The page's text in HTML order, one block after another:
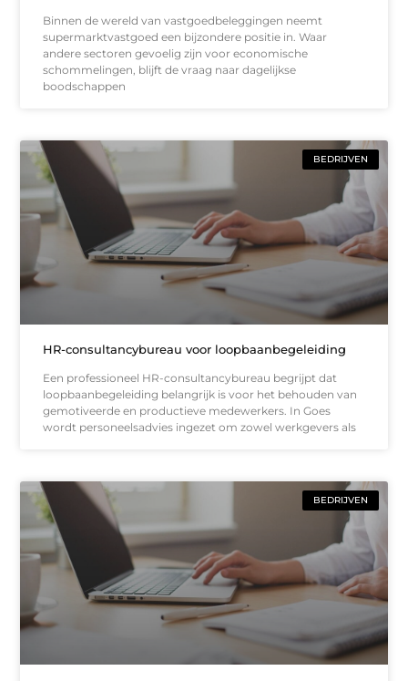
Binnen de wereld van vastgoedbeleggingen neemt
supermarktvastgoed een bijzondere positie in. Waar
andere sectoren gevoelig zijn voor economische
schommelingen, blijft de vraag naar dagelijkse
boodschappen
BEDRIJVEN
HR-consultancybureau voor loopbaanbegeleiding
Een professioneel HR-consultancybureau begrijpt dat
loopbaanbegeleiding belangrijk is voor het behouden van
gemotiveerde en productieve medewerkers. In Goes
wordt personeelsadvies ingezet om zowel werkgevers als
BEDRIJVEN